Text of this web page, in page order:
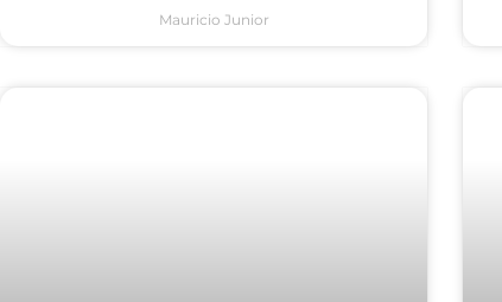
Mauricio Junior